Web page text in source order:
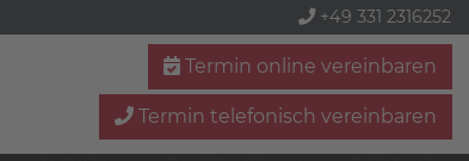
+49 331 2316252
Termin online vereinbaren
Termin telefonisch vereinbaren